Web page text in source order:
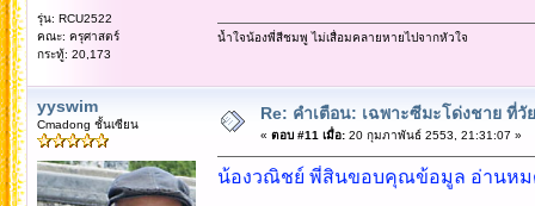
รุ่น: RCU2522
คณะ: ครุศาสตร์
กระทู้: 20,173
น้ำใจน้องพี่สีชมพู ไม่เสื่อมคลายหายไปจากหัวใจ
yyswim
Cmadong ชั้นเซียน
Re: คำเตือน: เฉพาะซีมะโด่งชาย ที่
« ตอบ #11 เมื่อ:20 กุมภาพันธ์ 2553, 21:31:07 »
น้องวณิชย์ พี่สินขอบคุณข้อมูล อ่านหม